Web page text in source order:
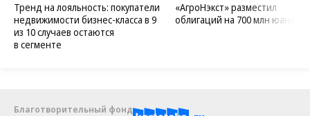
Тренд на лояльность: покупатели
недвижимости бизнес-класса в 9
из 10 случаев остаются
в сегменте
«АгроНэкст» разместил
облигаций на 700 млн юаней
Благотворительный фонд